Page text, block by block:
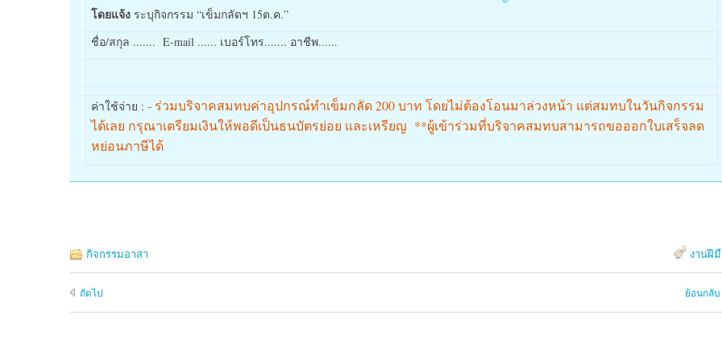
โดยแจ้ง ระบุกิจกรรม “เข็มกลัดฯ 15ต.ค.”
ชื่อ/สกุล ....... E-mail ...... เบอร์โทร....... อาชีพ......
ค่าใช้จ่าย : - ร่วมบริจาคสมทบค่าอุปกรณ์ทำเข็มกลัด 200 บาท โดยไม่ต้องโอนมาล่วงหน้า แต่สมทบในวันกิจกรรม
ได้เลย กรุณาเตรียมเงินให้พอดีเป็นธนบัตรย่อย และเหรียญ **ผู้เข้าร่วมที่บริจาคสมทบสามารถขอออกใบเสร็จลด
หย่อนภาษีได้
กิจกรรมอาสา งานฝี
ถัดไป ย้อนกลับ